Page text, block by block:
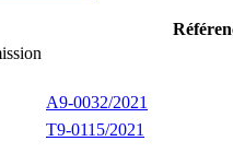
A9-0032/2021
T9-0115/2021